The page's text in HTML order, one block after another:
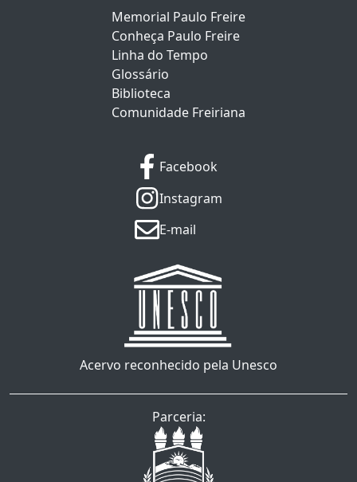
Memorial Paulo Freire
Conheça Paulo Freire
Linha do Tempo
Glossário
Biblioteca
Comunidade Freiriana
Facebook
Instagram
E-mail
Acervo reconhecido pela Unesco
Parceria: